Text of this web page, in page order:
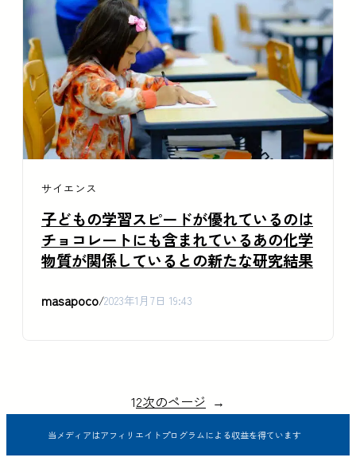
サイエンス
子どもの学習スピードが優れているのは
チョコレートにも含まれているあの化学
物質が関係しているとの新たな研究結果
masapoco/2023年1月7日 19:43
12次のページ →
当メディアはアフィリエイトプログラムによる収益を得ています